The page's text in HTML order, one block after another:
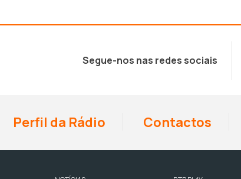
Segue-nos nas redes sociais
Perfil da Rádio Contactos